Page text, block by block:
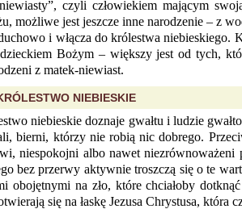
czyli człowiekiem mającym
możliwe jest jeszcze inne narodzenie – z
i włącza do królestwa
Bożym – większy jest od tych,
z matek-niewiast.
NIEBIESKIE
niebieskie doznaje gwałtu i ludzie
bierni, którzy nie robią nic dobrego.
niespokojni albo nawet
bez przerwy aktywnie troszczą się o te
obojętnymi na zło, które chciałoby
się na łaskę Jezusa Chrystusa, która